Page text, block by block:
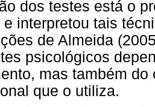
dos testes está o
e interpretou tais
de Almeida
psicológicos
mas também
que o utiliza.